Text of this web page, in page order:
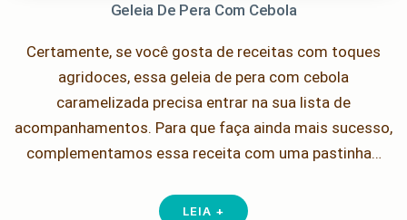
Geleia De Pera Com Cebola
Certamente, se você gosta de receitas com toques
agridoces, essa geleia de pera com cebola
caramelizada precisa entrar na sua lista de
acompanhamentos. Para que faça ainda mais sucesso,
complementamos essa receita com uma pastinha…
LEIA +